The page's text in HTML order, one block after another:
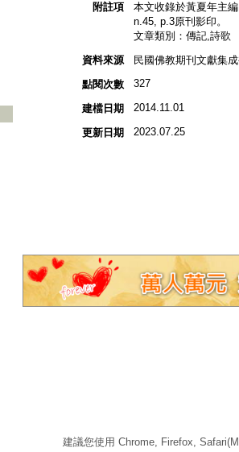
附註項
本文收錄於黃夏年主
n.45, p.3原刊影印。
文章類別：傳記,詩歌
資料來源
民國佛教期刊文獻集
點閱次數
327
建檔日期 2014.11.01
更新日期 2023.07.25
建議您使用 Chrome, Firefox,